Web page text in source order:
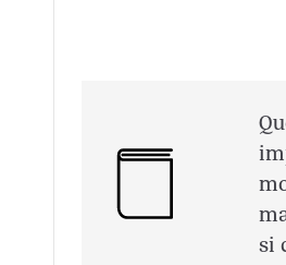
si